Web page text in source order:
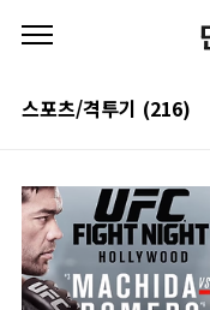
스포츠/격투기 (216)